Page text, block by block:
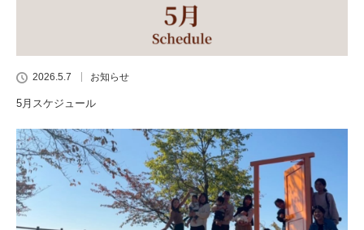
2026.5.7 お知らせ
5月スケジュール